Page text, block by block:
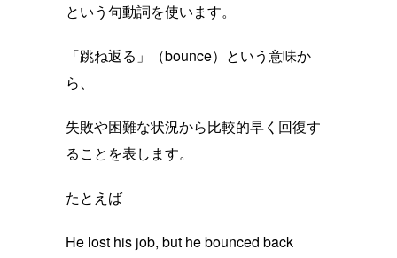
という句動詞を使います。
「跳ね返る」（bounce）という意味か
ら、
失敗や困難な状況から比較的早く回復す
ることを表します。
たとえば
He lost his job, but he bounced back